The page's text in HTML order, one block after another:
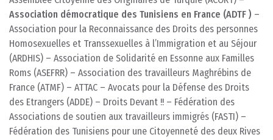
Association démocratique des Tunisiens en France (ADTF ) –
Association pour la Reconnaissance des Droits des personnes
Homosexuelles et Transsexuelles à l’Immigration et au Séjour
(ARDHIS) – Association de Solidarité en Essonne aux Familles
Roms (ASEFRR) – Association des travailleurs Maghrébins de
France (ATMF) – ATTAC – Avocats pour la Défense des Droits
des Etrangers (ADDE) – Droits Devant !! – Fédération des
Associations de soutien aux travailleurs immigrés (FASTI) –
Fédération des Tunisiens pour une Citoyenneté des deux Rives